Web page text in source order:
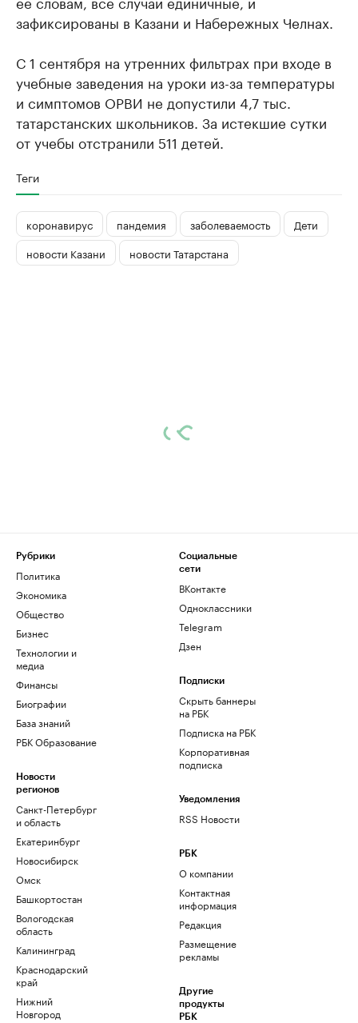
зафиксированы в Казани и Набережных Челнах.
С 1 сентября на утренних фильтрах при входе в
учебные заведения на уроки из-за температуры
и симптомов ОРВИ не допустили 4,7 тыс.
татарстанских школьников. За истекшие сутки
от учебы отстранили 511 детей.
Теги
коронавирус пандемия заболеваемость
Дети
новости Казани
новости Татарстана
Рубрики
Политика
Экономика
Общество
Бизнес
Технологии и
медиа
Финансы
Биографии
База знаний
РБК Образование
Новости
регионов
Санкт-Петербург
и область
Екатеринбург
Новосибирск
Омск
Башкортостан
Вологодская
область
Калининград
Краснодарский
край
Нижний
Новгород
Социальные
сети
ВКонтакте
Одноклассники
Telegram
Дзен
Подписки
Скрыть баннеры
на РБК
Подписка на РБК
Корпоративная
подписка
Уведомления
RSS Новости
РБК
О компании
Контактная
информация
Редакция
Размещение
рекламы
Другие
продукты
РБК